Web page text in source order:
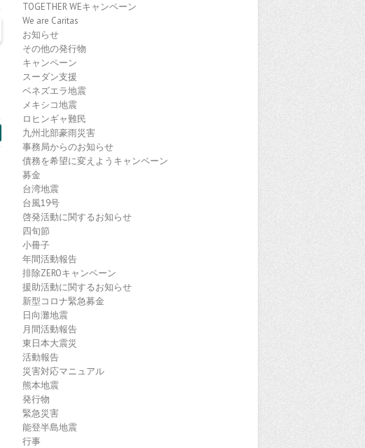
TOGETHER WEキャンペーン
We are Caritas
お知らせ
その他の発行物
キャンペーン
スーダン支援
ベネズエラ地震
メキシコ地震
ロヒンギャ難民
九州北部豪雨災害
事務局からのお知らせ
債務を希望に変えようキャンペーン
募金
台湾地震
台風19号
啓発活動に関するお知らせ
四旬節
小冊子
年間活動報告
排除ZEROキャンペーン
援助活動に関するお知らせ
新型コロナ緊急募金
日向灘地震
月間活動報告
東日本大震災
活動報告
災害対応マニュアル
熊本地震
発行物
緊急災害
能登半島地震
行事